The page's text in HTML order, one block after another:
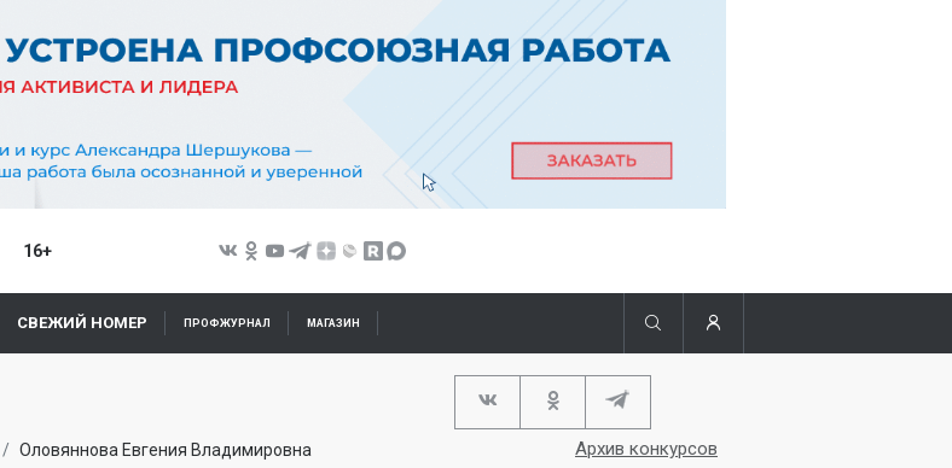
16+
СВЕЖИЙ НОМЕР ПРОФЖУРНАЛ МАГАЗИН
Оловяннова Евгения Владимировна Архив конкурсов